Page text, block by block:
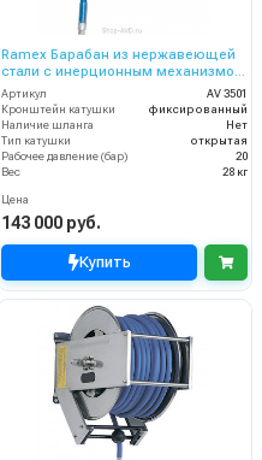
Ramex Барабан из нержавеющей
стали с инерционным механизмом
AV 3501
Артикул
AV 3501
Кронштейн катушки
фиксированный
Наличие шланга
Нет
Тип катушки
открытая
Рабочее давление (бар)
20
Вес
28 кг
Цена
143 000 руб.
Купить